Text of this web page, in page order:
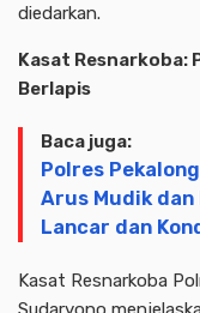
diedarkan.
Kasat Resnarkoba:
Berlapis
Baca juga:
Polres
Arus Mudik
Lancar dan
Kasat Resnarkoba